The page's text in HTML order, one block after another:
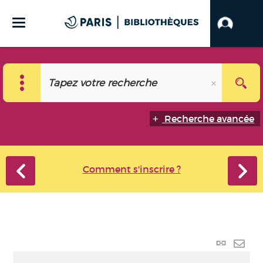
Recherche avancée
Comment s'inscrire ?
Lien